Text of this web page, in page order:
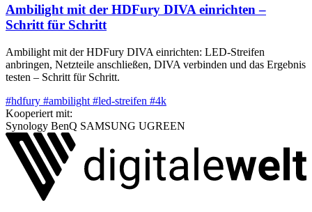
Ambilight mit der HDFury DIVA einrichten –
Schritt für Schritt
Ambilight mit der HDFury DIVA einrichten: LED-Streifen
anbringen, Netzteile anschließen, DIVA verbinden und das Ergebnis
testen – Schritt für Schritt.
#hdfury #ambilight #led-streifen #4k
Kooperiert mit:
Synology BenQ SAMSUNG UGREEN